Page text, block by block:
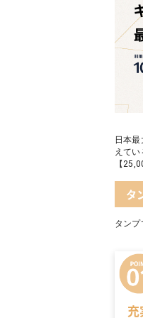
日本
えて
【
タ
タン